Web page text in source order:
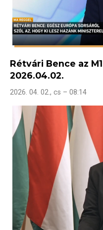
Rétvári Bence az
2026.04.02.
2026. 04. 02., cs – 08:14